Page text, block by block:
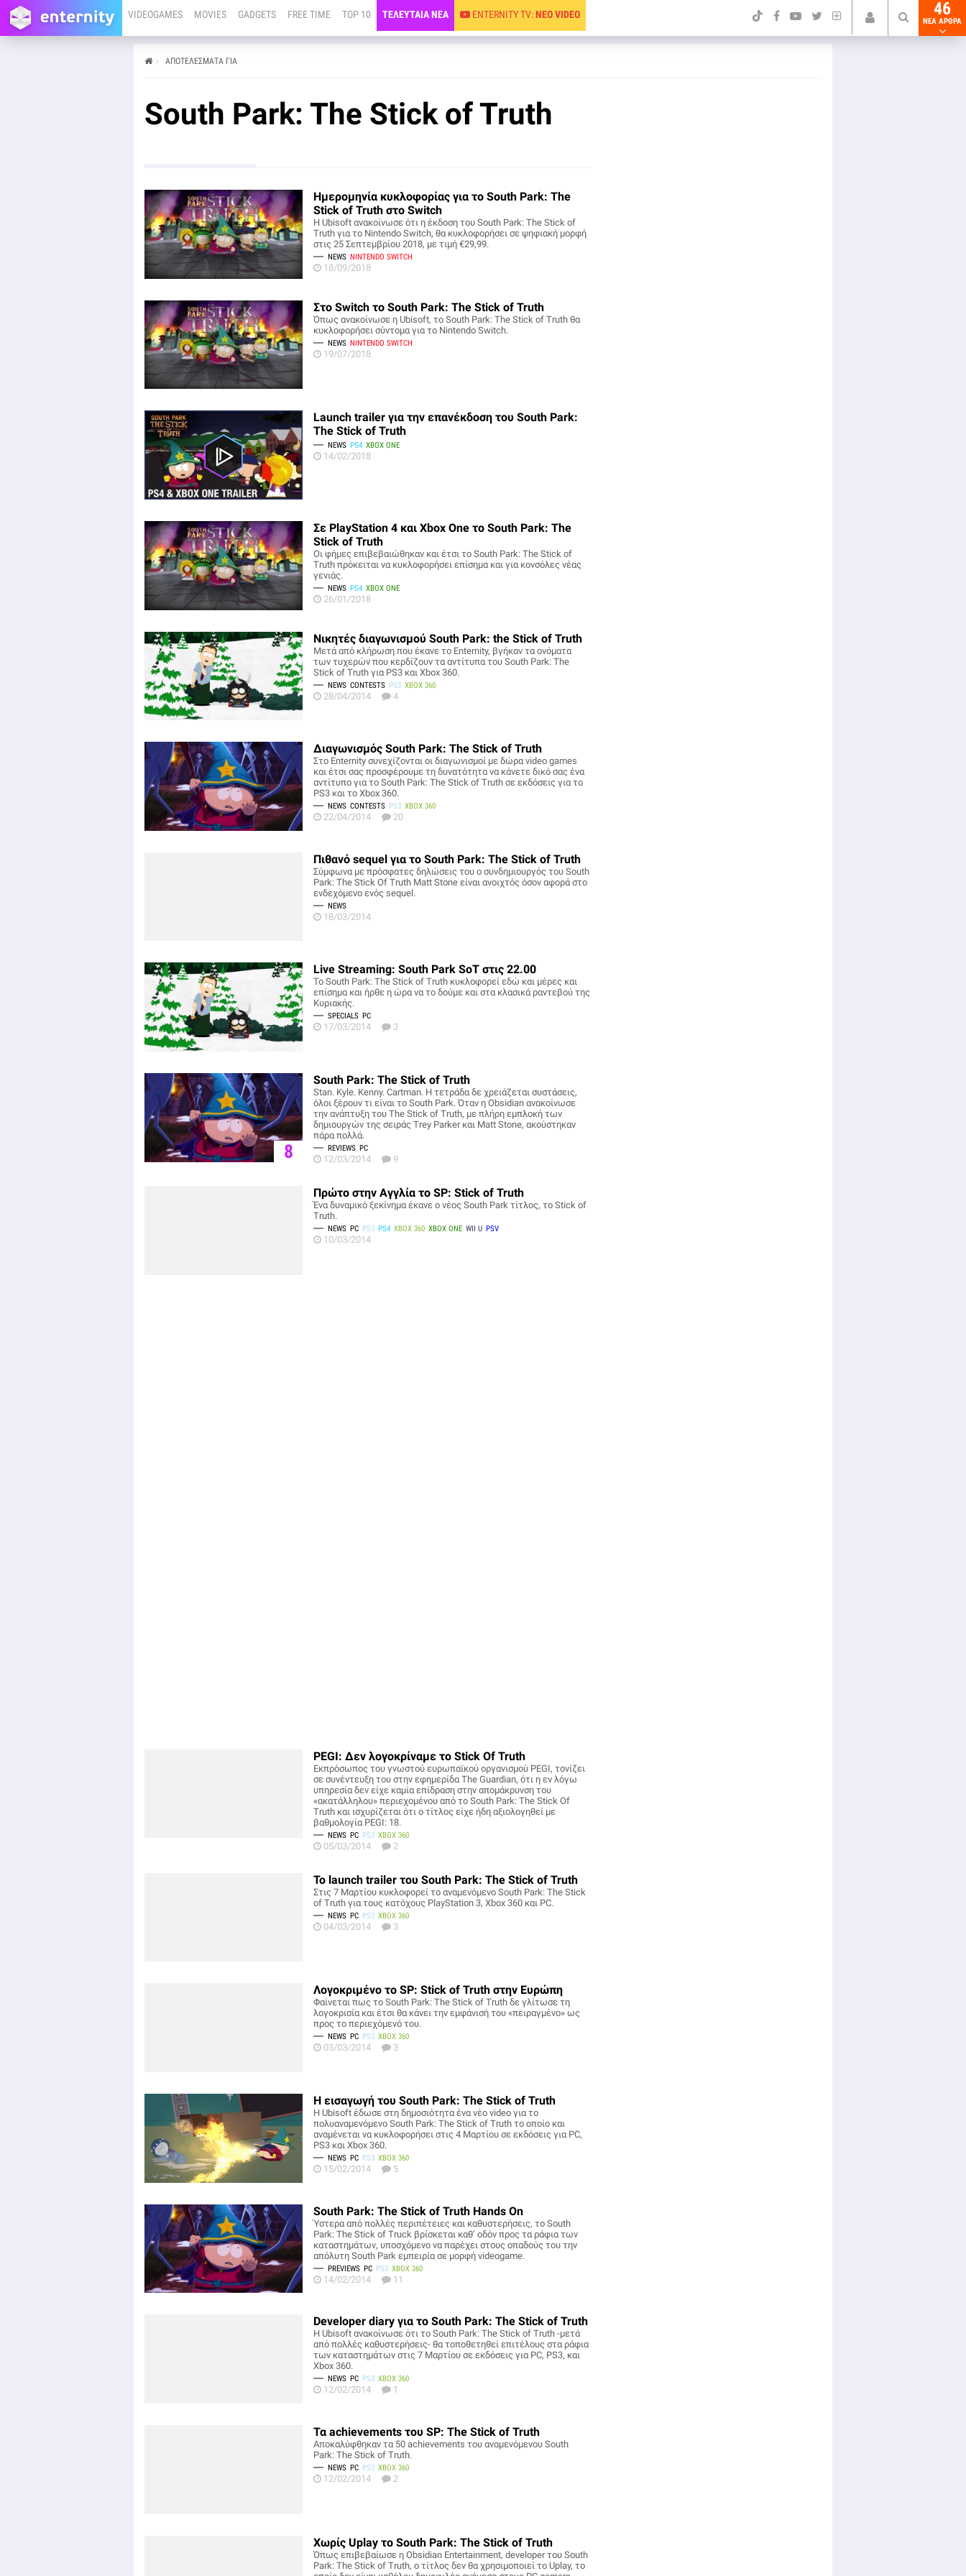
VIDEOGAMES MOVIES GADGETS FREE TIME TOP 10 ΤΕΛΕΥΤΑΙΑ ΝΕΑ ENTERNITY TV:ΝΕΟ VIDEO 46
NEA ΑΡΘΡΑ
ΑΠΟΤΕΛΕΣΜΑΤΑ ΓΙΑ
South Park: The Stick of Truth
Ημερομηνία κυκλοφορίας για το South Park: The
Stick of Truth στο Switch
Η Ubisoft ανακοίνωσε ότι η έκδοση του South Park: The Stick of
Truth για το Nintendo Switch, θα κυκλοφορήσει σε ψηφιακή μορφή
στις 25 Σεπτεμβρίου 2018, με τιμή €29,99.
NEWS NINTENDO SWITCH
18/09/2018
Στο Switch το South Park: The Stick of Truth
Όπως ανακοίνωσε η Ubisoft, το South Park: The Stick of Truth θα
κυκλοφορήσει σύντομα για το Nintendo Switch.
NEWS NINTENDO SWITCH
19/07/2018
Launch trailer για την επανέκδοση του South Park:
The Stick of Truth
NEWS PS4 XBOX ONE
14/02/2018
Σε PlayStation 4 και Xbox One το South Park: The
Stick of Truth
Οι φήμες επιβεβαιώθηκαν και έτσι το South Park: The Stick of
Truth πρόκειται να κυκλοφορήσει επίσημα και για κονσόλες νέας
γενιάς.
NEWS PS4 XBOX ONE
26/01/2018
Νικητές διαγωνισμού South Park: the Stick of Truth
Μετά από κλήρωση που έκανε το Enternity, βγήκαν τα ονόματα
των τυχερών που κερδίζουν τα αντίτυπα του South Park: The
Stick of Truth για PS3 και Xbox 360.
NEWS CONTESTS PS3 XBOX 360
28/04/2014 4
Διαγωνισμός South Park: The Stick of Truth
Στo Enternity συνεχίζονται οι διαγωνισμοί με δώρα video games
και έτσι σας προσφέρουμε τη δυνατότητα να κάνετε δικό σας ένα
αντίτυπο για το South Park: The Stick of Truth σε εκδόσεις για το
PS3 και το Xbox 360.
NEWS CONTESTS PS3 XBOX 360
22/04/2014 20
Πιθανό sequel για το South Park: The Stick of Truth
Σύμφωνα με πρόσφατες δηλώσεις του ο συνδημιουργός του South
Park: The Stick Of Truth Matt Stone είναι ανοιχτός όσον αφορά στο
ενδεχόμενο ενός sequel.
NEWS
18/03/2014
Live Streaming: South Park SoT στις 22.00
Το South Park: The Stick of Truth κυκλοφορεί εδώ και μέρες και
επίσημα και ήρθε η ώρα να το δούμε και στα κλασικά ραντεβού της
Κυριακής.
SPECIALS PC
17/03/2014 3
8
South Park: The Stick of Truth
Stan. Kyle. Kenny. Cartman. Η τετράδα δε χρειάζεται συστάσεις,
όλοι ξέρουν τι είναι το South Park. Όταν η Obsidian ανακοίνωσε
την ανάπτυξη του The Stick of Truth, με πλήρη εμπλοκή των
δημιουργών της σειράς Trey Parker και Matt Stone, ακούστηκαν
πάρα πολλά.
REVIEWS PC
12/03/2014 9
Πρώτο στην Αγγλία το SP: Stick of Truth
Ένα δυναμικό ξεκίνημα έκανε ο νέος South Park τίτλος, το Stick of
Truth.
NEWS PC PS3 PS4 XBOX 360 XBOX ONE WII U PSV
10/03/2014
PEGI: Δεν λογοκρίναμε το Stick Of Truth
Εκπρόσωπος του γνωστού ευρωπαϊκού οργανισμού PEGI, τονίζει
σε συνέντευξη του στην εφημερίδα The Guardian, ότι η εν λόγω
υπηρεσία δεν είχε καμία επίδραση στην απομάκρυνση του
«ακατάλληλου» περιεχομένου από το South Park: The Stick Of
Truth και ισχυρίζεται ότι ο τίτλος είχε ήδη αξιολογηθεί με
βαθμολογία PEGI: 18.
NEWS PC PS3 XBOX 360
05/03/2014 2
Το launch trailer του South Park: The Stick of Truth
Στις 7 Μαρτίου κυκλοφορεί το αναμενόμενο South Park: The Stick
of Truth για τους κατόχους PlayStation 3, Xbox 360 και PC.
NEWS PC PS3 XBOX 360
04/03/2014 3
Λογοκριμένο το SP: Stick of Truth στην Ευρώπη
Φαίνεται πως το South Park: The Stick of Truth δε γλίτωσε τη
λογοκρισία και έτσι θα κάνει την εμφάνισή του «πειραγμένο» ως
προς το περιεχόμενό του.
NEWS PC PS3 XBOX 360
03/03/2014 3
Η εισαγωγή του South Park: The Stick of Truth
Η Ubisoft έδωσε στη δημοσιότητα ένα νέο video για το
πολυαναμενόμενο South Park: The Stick of Truth το οποίο και
αναμένεται να κυκλοφορήσει στις 4 Μαρτίου σε εκδόσεις για PC,
PS3 και Xbox 360.
NEWS PC PS3 XBOX 360
15/02/2014 5
South Park: The Stick of Truth Hands On
Ύστερα από πολλές περιπέτειες και καθυστερήσεις, το South
Park: The Stick of Truck βρίσκεται καθ’ οδόν προς τα ράφια των
καταστημάτων, υποσχόμενο να παρέχει στους οπαδούς του την
απόλυτη South Park εμπειρία σε μορφή videogame.
PREVIEWS PC PS3 XBOX 360
14/02/2014 11
Developer diary για το South Park: The Stick of Truth
Η Ubisoft ανακοίνωσε ότι το South Park: The Stick of Truth -μετά
από πολλές καθυστερήσεις- θα τοποθετηθεί επιτέλους στα ράφια
των καταστημάτων στις 7 Μαρτίου σε εκδόσεις για PC, PS3, και
Xbox 360.
NEWS PC PS3 XBOX 360
12/02/2014 1
Τα achievements του SP: The Stick of Truth
Αποκαλύφθηκαν τα 50 achievements του αναμενόμενου South
Park: The Stick of Truth.
NEWS PC PS3 XBOX 360
12/02/2014 2
Χωρίς Uplay το South Park: The Stick of Truth
Όπως επιβεβαίωσε η Obsidian Entertainment, developer του South
Park: The Stick of Truth, ο τίτλος δεν θα χρησιμοποιεί το Uplay, το